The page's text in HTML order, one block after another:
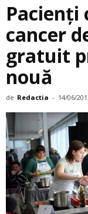
Pacienţi
cancer
gratuit
nouă
de Redactia - 14/06/